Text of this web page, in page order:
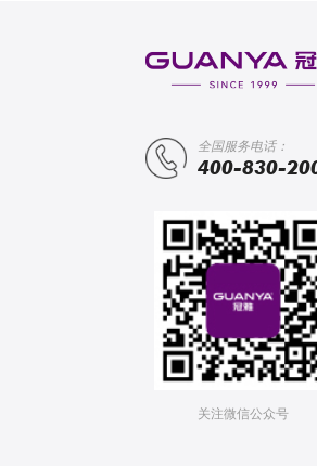
全国服务电话：
400-830-
关注微信公众号